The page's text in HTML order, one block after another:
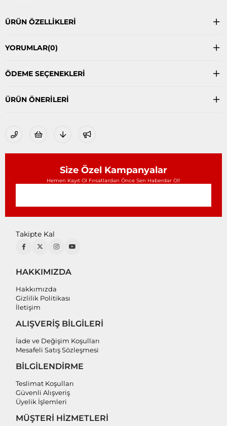
ÜRÜN ÖZELLIKLERI
YORUMLAR(0)
ÖDEME SEÇENEKLERI
ÜRÜN ÖNERILERI
Size Özel Kampanyalar
Hemen Kayıt Ol Fırsatlardan Önce Sen Haberdar Ol!
Takipte Kal
HAKKIMIZDA
Hakkımızda
Gizlilik Politikası
İletişim
ALIŞVERİŞ BİLGİLERİ
İade ve Değişim Koşulları
Mesafeli Satış Sözleşmesi
BİLGİLENDİRME
Teslimat Koşulları
Güvenli Alışveriş
Üyelik İşlemleri
MÜŞTERİ HİZMETLERİ